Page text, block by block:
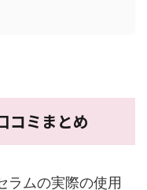
コミまとめ
ラムの実際の使用